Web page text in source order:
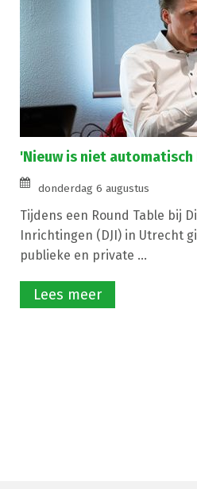
'Nieuw is niet
donderdag 6 augustus
Tijdens een Round Table bij
Inrichtingen (DJI) in Utrecht
publieke en private ...
Lees meer